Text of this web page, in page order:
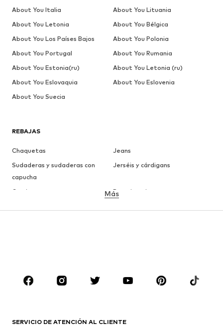
REBAJAS
Chaquetas
Jeans
Sudaderas y sudaderas con
capucha
Jerséis y cárdigans
Camisetas
Ropa interior
ROPA
Camisetas
Jeans
Más
SERVICIO DE ATENCIÓN AL CLIENTE
About You Italia
About You Lituania
About You Letonia
About You Bélgica
About You Los Países Bajos
About You Polonia
About You Portugal
About You Rumania
About You Estonia(ru)
About You Letonia (ru)
About You Eslovaquia
About You Eslovenia
About You Suecia